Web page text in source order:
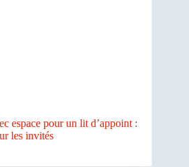
espace pour un lit d’appoint :
les invités